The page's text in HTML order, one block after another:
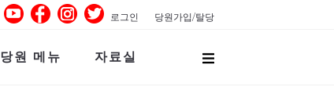
로그인 당원가입/탈당
당원 메뉴 자료실